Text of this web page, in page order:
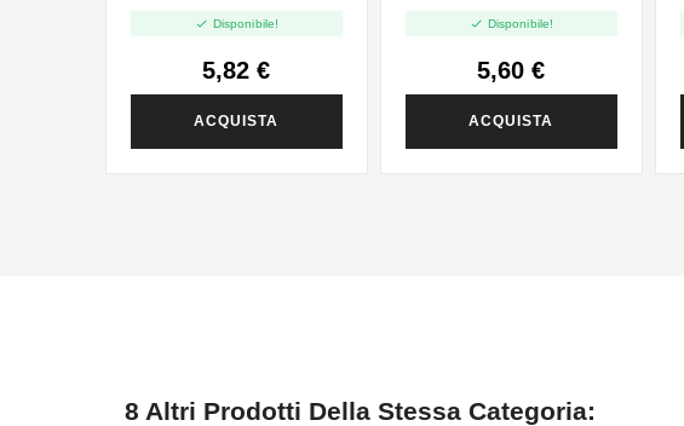
 Disponibile!
5,82 €
ACQUISTA
 Disponibile!
5,60 €
ACQUISTA
8 Altri Prodotti Della Stessa Categoria: